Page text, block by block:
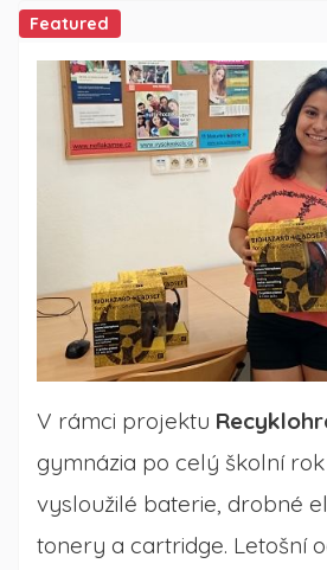
Featured
V rámci projektu
gymnázia po celý školní
vysloužilé baterie, drobné
tonery a cartridge. Letošní